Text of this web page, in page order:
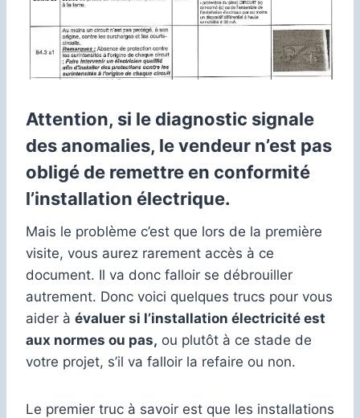
Attention, si le diagnostic signale
des anomalies, le vendeur n’est pas
obligé de remettre en conformité
l’installation électrique.
Mais le problème c’est que lors de la première
visite, vous aurez rarement accès à ce
document. Il va donc falloir se débrouiller
autrement. Donc voici quelques trucs pour vous
aider à évaluer si l’installation électricité est
aux normes ou pas, ou plutôt à ce stade de
votre projet, s’il va falloir la refaire ou non.
Le premier truc à savoir est que les installations